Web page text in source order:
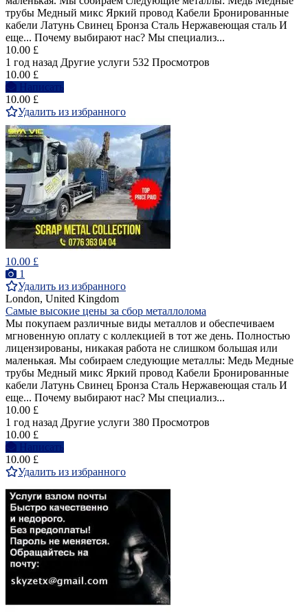
трубы Медный микс Яркий провод Кабели Бронированные
кабели Латунь Свинец Бронза Сталь Нержавеющая сталь И
еще... Почему выбирают нас? Мы специализ...
10.00 £
1 год назад Другие услуги 532 Просмотров
10.00 £
Написать
10.00 £
Удалить из избранного
10.00 £
1
Удалить из избранного
London, United Kingdom
Самые высокие цены за сбор металлолома
Мы покупаем различные виды металлов и обеспечиваем
мгновенную оплату с коллекцией в тот же день. Полностью
лицензированы, никакая работа не слишком большая или
маленькая. Мы собираем следующие металлы: Медь Медные
трубы Медный микс Яркий провод Кабели Бронированные
кабели Латунь Свинец Бронза Сталь Нержавеющая сталь И
еще... Почему выбирают нас? Мы специализ...
10.00 £
1 год назад Другие услуги 380 Просмотров
10.00 £
Написать
10.00 £
Удалить из избранного